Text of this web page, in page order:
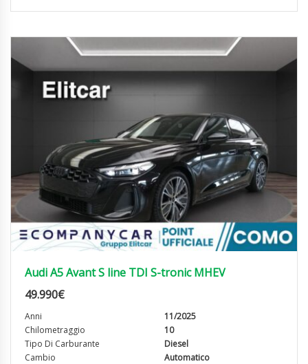
Audi A5 Avant S line TDI S-tronic MHEV
49.990€
Anni
11/2025
Chilometraggio
10
Tipo Di Carburante
Diesel
Cambio
Automatico